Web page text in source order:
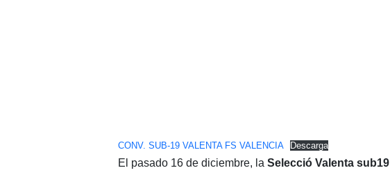
CONV. SUB-19 VALENTA FS VALENCIA Descarga
El pasado 16 de diciembre, la Selecció Valenta sub19